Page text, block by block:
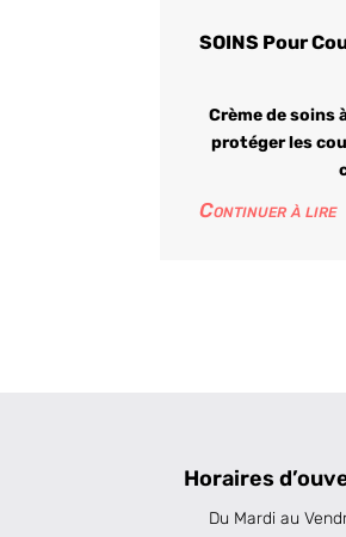
SOINS Pour
Crème de soins
protéger les
Continuer à lire
Horaires
Du Mardi au